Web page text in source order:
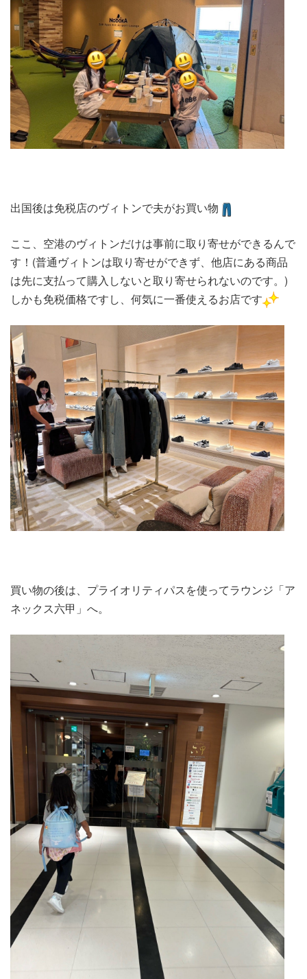
出国後は免税店のヴィトンで夫がお買い物
ここ、空港のヴィトンだけは事前に取り寄せができるんで
す！(普通ヴィトンは取り寄せができず、他店にある商品
は先に支払って購入しないと取り寄せられないのです。)
しかも免税価格ですし、何気に一番使えるお店です
買い物の後は、プライオリティパスを使ってラウンジ「ア
ネックス六甲」へ。